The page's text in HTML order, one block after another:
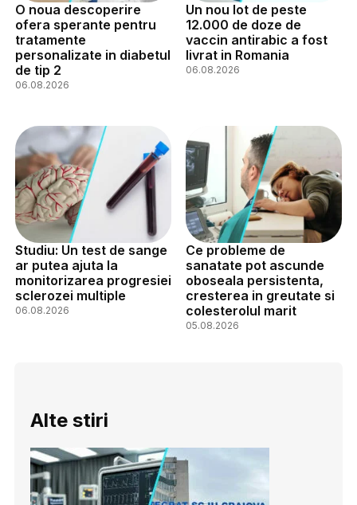
O noua descoperire
ofera sperante pentru
tratamente
personalizate in diabetul
de tip 2
06.08.2026
Un nou lot de peste
12.000 de doze de
vaccin antirabic a fost
livrat in Romania
06.08.2026
Studiu: Un test de sange
ar putea ajuta la
monitorizarea progresiei
sclerozei multiple
06.08.2026
Ce probleme de
sanatate pot ascunde
oboseala persistenta,
cresterea in greutate si
colesterolul marit
05.08.2026
Alte stiri